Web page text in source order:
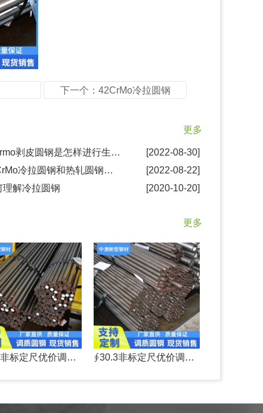
下一个：42CrMo冷拉圆钢
更多
◦ 42crmo剥皮圆钢是怎样进行生产出来的
[2022-08-30]
◦ 42CrMo冷拉圆钢和热轧圆钢区别是甚么?
[2022-08-22]
理解冷拉圆钢 [2020-10-20]
更多
∮38.3非标定尺优价调质圆钢45# ∮30.3非标定尺优价调质圆钢45#